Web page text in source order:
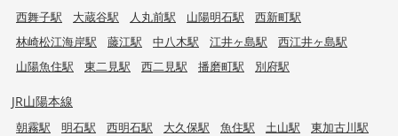
西舞子駅 大蔵谷駅 人丸前駅 山陽明石駅
西新町駅
林崎松江海岸駅
藤江駅 中八木駅 江井ヶ島駅
西江井ヶ島駅
山陽魚住駅
東二見駅 西二見駅 播磨町駅 別府駅
JR山陽本線
朝霧駅 明石駅 西明石駅 大久保駅 魚住駅 土山駅 東加古川駅